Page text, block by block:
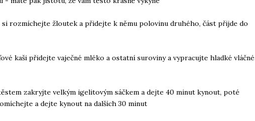
si rozmíchejte žloutek a přidejte k němu polovinu druhého, část přijde do
kaši přidejte vaječné mléko a ostatní suroviny a vypracujte hladké vláčné
zakryjte velkým igelitovým sáčkem a dejte 40 minut kynout, poté
a dejte kynout na dalších 30 minut